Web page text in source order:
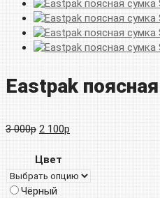
Eastpak
3 000р Первоначальная
цена
составляла
2 100р
2
Цвет
Чёрный